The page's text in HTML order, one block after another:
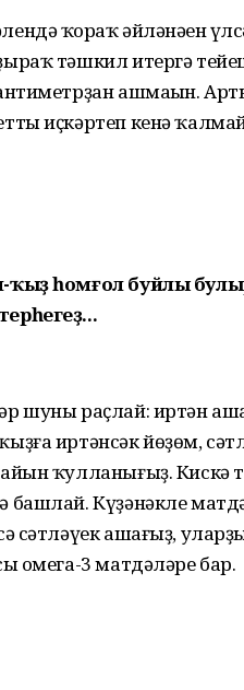
ҡорһаҡ әйләнәһен
тәшкил итергә
ашмаһын.
иҫкәртеп кенә
ҡыҙ һомғол буйлы
шуны раҫлай: иртән
иртәнсәк йөҙөм,
ҡулланығыҙ. Кискә
башлай. Күҙәнәкле
сәтләүек ашағыҙ,
омега-3 матдәләре бар.